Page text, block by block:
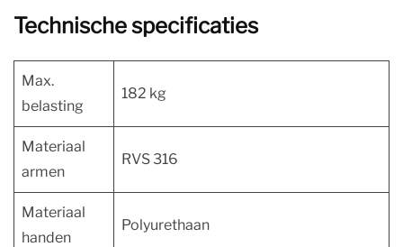
Technische specificaties
Max.
belasting
182 kg
Materiaal
armen
RVS 316
Materiaal
handen
Polyurethaan